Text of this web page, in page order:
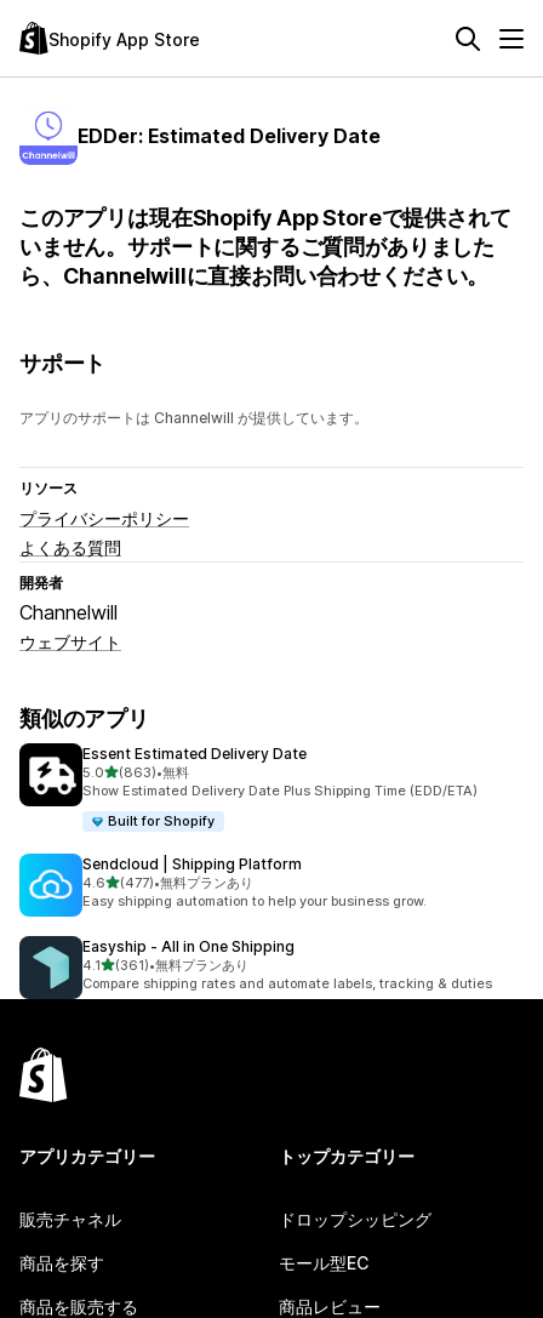
Shopify App Store
EDDer: Estimated Delivery Date
このアプリは現在Shopify App Storeで提供されて
いません。サポートに関するご質問がありました
ら、Channelwillに直接お問い合わせください。
サポート
アプリのサポートは Channelwill が提供しています。
リソース
プライバシーポリシー
よくある質問
開発者
Channelwill
ウェブサイト
類似のアプリ
Essent Estimated Delivery Date
5.05つ星中
(863)
合計レビュー数：863件
•無料
Show Estimated Delivery Date Plus Shipping Time (EDD/ETA)
Built for Shopify
Sendcloud | Shipping Platform
4.65つ星中
(477)
合計レビュー数：477件
•無料プランあり
Easy shipping automation to help your business grow.
Easyship ‑ All in One Shipping
4.15つ星中
(361)
合計レビュー数：361件
•無料プランあり
Compare shipping rates and automate labels, tracking & duties
アプリカテゴリー
販売チャネル
商品を探す
商品を販売する
トップカテゴリー
ドロップシッピング
モール型EC
商品レビュー